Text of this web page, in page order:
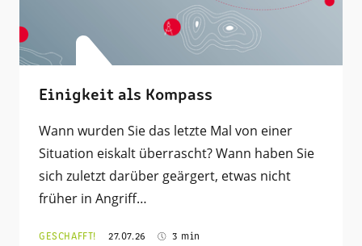
Einigkeit als Kompass
Wann wurden Sie das letzte Mal von einer
Situation eiskalt überrascht? Wann haben Sie
sich zuletzt darüber geärgert, etwas nicht
früher in Angriff…
GESCHAFFT! 27.07.26 3 min